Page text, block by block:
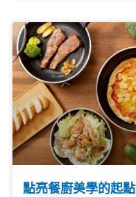
點亮餐廚美學的起點